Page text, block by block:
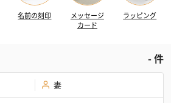
名前の刻印
メッセージ
カード
ラッピング
-件
妻